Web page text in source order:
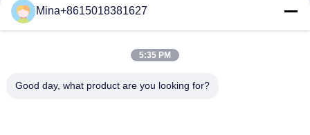
Contact rapide
Télégramme
Mina+8615018381627
5:35 PM
Good day, what product are you looking for?